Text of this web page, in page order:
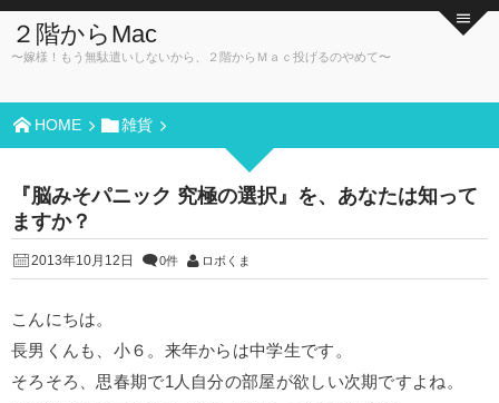
２階からMac
〜嫁様！もう無駄遣いしないから、２階からＭａｃ投げるのやめて〜
HOME 雑貨
『脳みそパニック 究極の選択』を、あなたは知って
ますか？
2013年10月12日 0件 ロボくま
こんにちは。
長男くんも、小６。来年からは中学生です。
そろそろ、思春期で1人自分の部屋が欲しい次期ですよね。